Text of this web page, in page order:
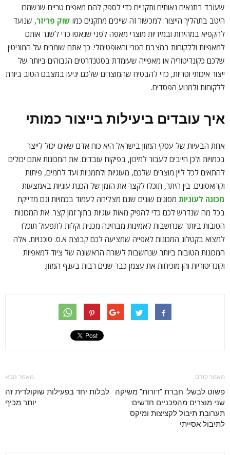
שעובד בתנאים נאותים ותקניים כדי לספק להם מאפים טריים שנשמרו
היטב בתהליך הייצור. למכשור זה שייכים מתקנים כמו שוק פריזר, שנועד
להקפיא במהירות ובמידיות מוצרי מאפה לפני שנאפו כדי לשגר אותם
למאפיות וללקוחות במצבם הטרי והאופטימלי. כך אתם שומרים על המוניטין
שלכם כקונדיטוריה או מאפייה שעומדת בסטנדרטים הגבוהים ביותר של
ייצור איכותי וטריות, כדי להבטיח שהמוצרים שלכם יגיעו במצבם הטוב ביורת
ללקוחות ולמנוע הפסדים.
איך עובדים ביעילות בייצור כמותי
אחת הבעיות של עסקי המזון בישראל היא כוח אדם שאינו יכול לייצר
בכמויות ולכן חייבים לעבור למיכון, בפיקוח עובדים. את המכונות אתם יכולים
להתאים לכל ליין מוצרים שלכם, מעוגיות ולחמניות ועד לחמים, פיתות
וקרואסונים. בין היתר, תוכלו לקצר את הזמן של הכנת עוגיות באמצעות
מכונה לעוגיות מסוגים שונים שגם מצליחה לעמוד בכמויות וגם מדייקת
בכל מה שנדרש לכם כדי להפיק מאות עוגיות בתוך זמן קצר. את המכונות
הטובות ביותר שנחשבות לאמינות מבחינה מכנית וקלות לתפעול תוכלו
למצוא בקטלוג המכונות לאפייה שמציעה לכם קבוצת א.ס. סוכנויות. אלה
המכונות הטובות ביותר שנחשבות לשורה הראשונה של ציוד למאפיות
וקונדיטוריות והן מוכיחות את עצמן כבר שנים רבות בענף המזון.
מאמר קודם
פשוט לבשל: חברת "דורות" משיקה
שני מוצרים מהפכניים חדשים:
תערובת תיבול לקציצות ומיקס
לתיבול אסייתי
מאמר הבא
לבלות יחד בפעילות שוקולדית זה
יותר מכיף